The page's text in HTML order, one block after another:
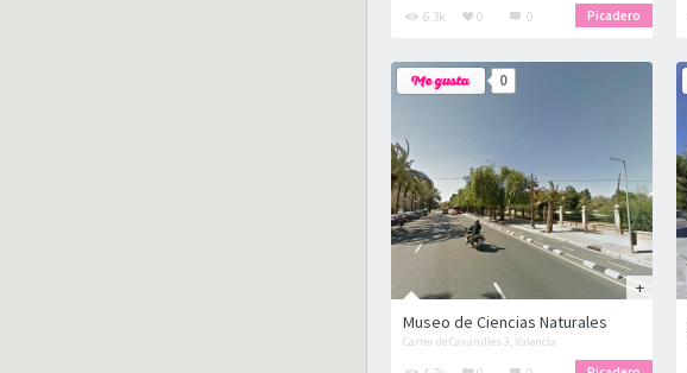
Picadero
6.3k 0 0
0
Museo de Ciencias Naturales
Carrer de Cavanilles 3, Valencia